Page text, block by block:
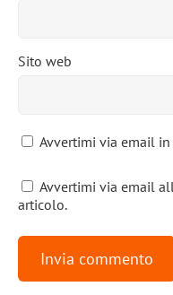
Sito web
Avvertimi via email
Avvertimi via email
articolo.